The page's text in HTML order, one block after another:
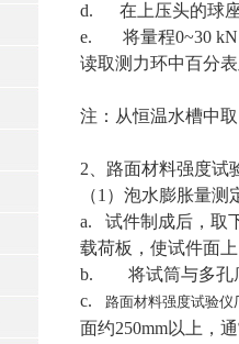
d. 在上压头的球座
e. 将量程0~30 kN
读取测力环中百分
注：从恒温水槽中
2、路面材料强度试
（1）泡水膨胀量测
a. 试件制成后，取
载荷板，使试件面
b. 将试筒与多孔底
c.
路面材料强度试验仪
面约250mm以上，